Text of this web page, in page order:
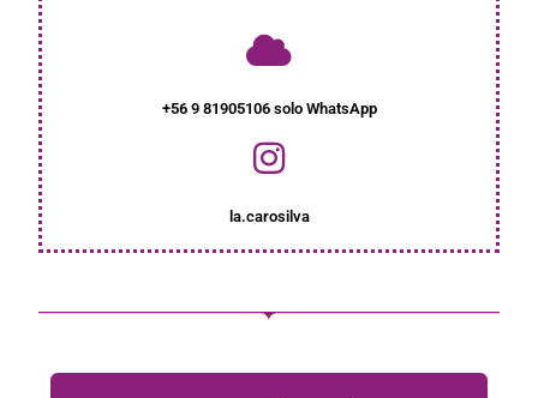
+56 9 81905106 solo WhatsApp
la.carosilva